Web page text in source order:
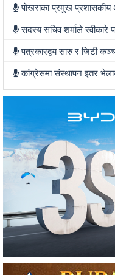
पोखराका प्रमुख प्रशासकीय
सदस्य सचिव शर्माले स्वीकारे
पत्रकारद्वय सारु र जिटी
कांग्रेसमा संस्थापन इतर भेलाको तयारी तिब्र,